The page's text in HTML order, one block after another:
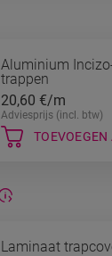
Aluminium
trappen
20,60 €/m
Adviesprijs (incl. btw)
Laminaat